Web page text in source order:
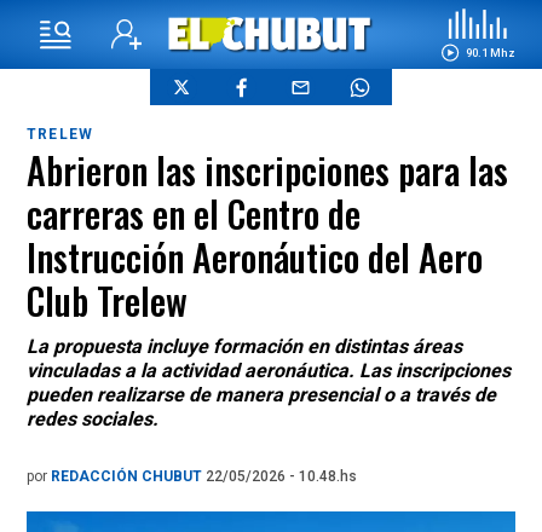
90.1 Mhz
TRELEW
Abrieron las inscripciones para las
carreras en el Centro de
Instrucción Aeronáutico del Aero
Club Trelew
La propuesta incluye formación en distintas áreas
vinculadas a la actividad aeronáutica. Las inscripciones
pueden realizarse de manera presencial o a través de
redes sociales.
por REDACCIÓN CHUBUT 22/05/2026 - 10.48.hs